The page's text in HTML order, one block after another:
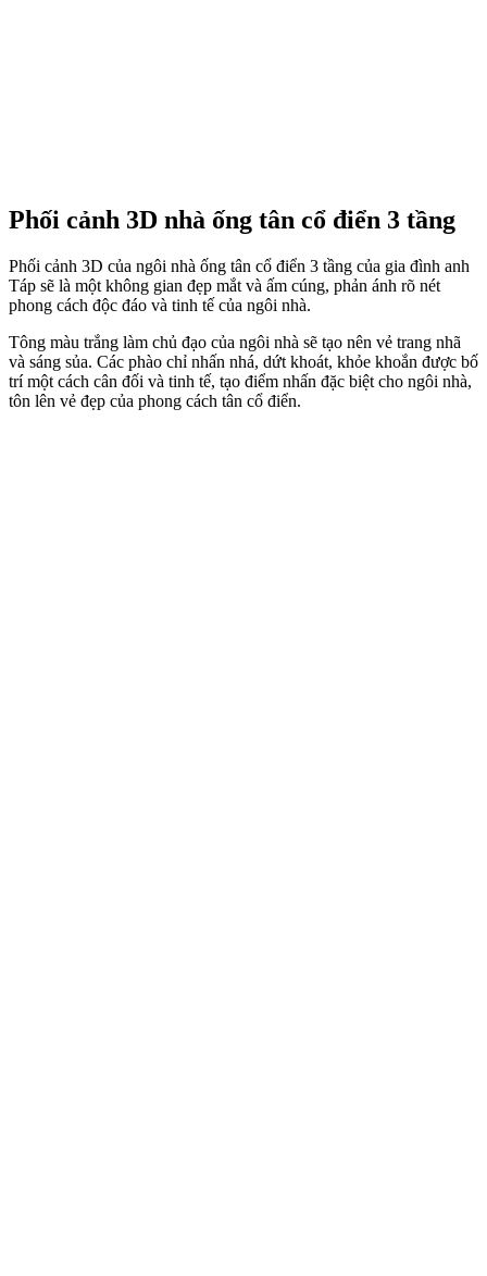
Phối cảnh 3D nhà ống tân cổ điển 3 tầng
Phối cảnh 3D của ngôi nhà ống tân cổ điển 3 tầng của gia đình anh
Táp sẽ là một không gian đẹp mắt và ấm cúng, phản ánh rõ nét
phong cách độc đáo và tinh tế của ngôi nhà.
Tông màu trắng làm chủ đạo của ngôi nhà sẽ tạo nên vẻ trang nhã
và sáng sủa. Các phào chỉ nhấn nhá, dứt khoát, khỏe khoắn được bố
trí một cách cân đối và tinh tế, tạo điểm nhấn đặc biệt cho ngôi nhà,
tôn lên vẻ đẹp của phong cách tân cổ điển.